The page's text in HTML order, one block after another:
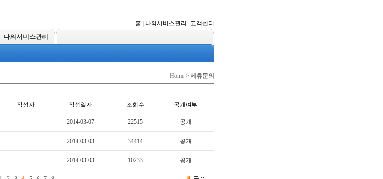
홈 나의서비스관리 고객센터
나의서비스관리
Home > 제휴문의
작성자 작성일자 조회수 공개여부
2014-03-07 22515 공개
2014-03-03 34414 공개
2014-03-03 10233 공개